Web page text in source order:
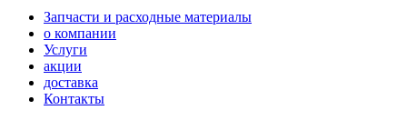
Запчасти и расходные материалы
о компании
Услуги
акции
доставка
Контакты